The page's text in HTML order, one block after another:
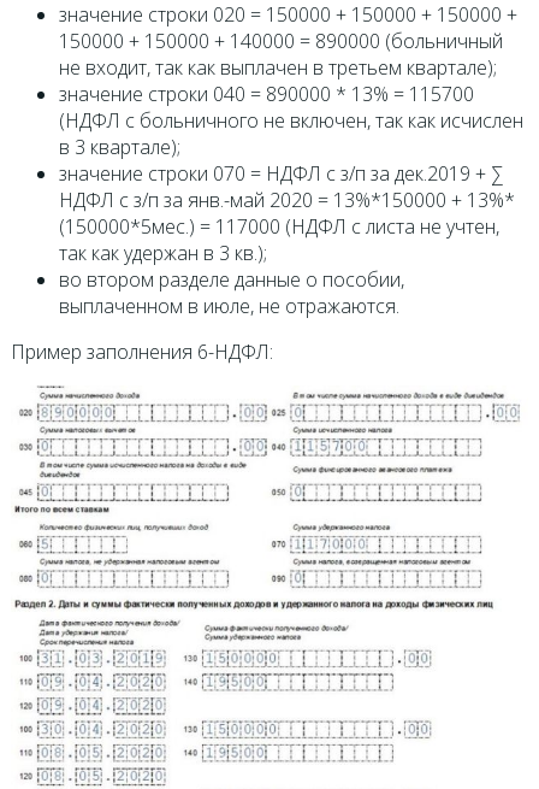
значение строки 020 = 150000 + 150000 + 150000 +
150000 + 150000 + 140000 = 890000 (больничный
не входит, так как выплачен в третьем квартале);
значение строки 040 = 890000 * 13% = 115700
(НДФЛ с больничного не включен, так как исчислен
в 3 квартале);
значение строки 070 = НДФЛ с з/п за дек.2019 + ∑
НДФЛ с з/п за янв.-май 2020 = 13%*150000 + 13%*
(150000*5мес.) = 117000 (НДФЛ с листа не учтен,
так как удержан в 3 кв.);
во втором разделе данные о пособии,
выплаченном в июле, не отражаются.
Пример заполнения 6-НДФЛ: